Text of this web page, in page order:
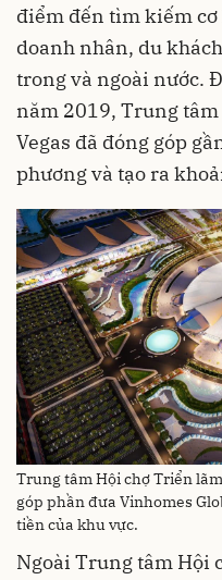
điểm đến tìm kiếm
doanh nhân, du
trong và ngoài nước.
năm 2019, Trung
Vegas đã đóng góp
phương và tạo ra
Trung tâm Hội chợ Triển
góp phần đưa Vinhomes
tiền của khu vực.
Ngoài Trung tâm Hội